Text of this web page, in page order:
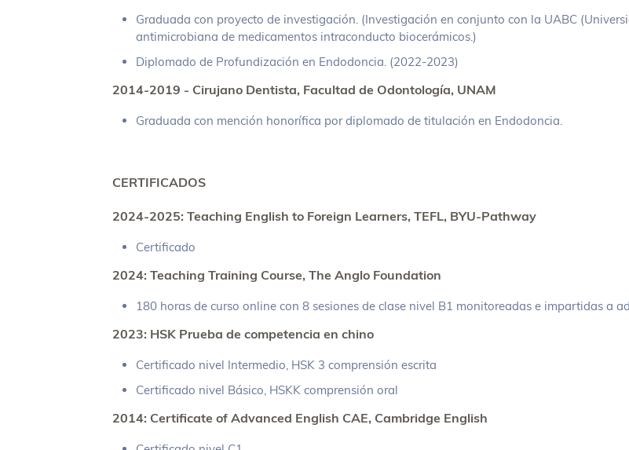
Graduada con proyecto de investigación. (Investigación en conjunto con la UABC
antimicrobiana de medicamentos intraconducto biocerámicos.)
Diplomado de Profundización en Endodoncia. (2022-2023)
2014-2019 - Cirujano Dentista, Facultad de Odontología, UNAM
Graduada con mención honorífica por diplomado de titulación en Endodoncia.
CERTIFICADOS
2024-2025: Teaching English to Foreign Learners, TEFL, BYU-Pathway
Certificado
2024: Teaching Training Course, The Anglo Foundation
180 horas de curso online con 8 sesiones de clase nivel B1 monitoreadas e impartidas a
2023: HSK Prueba de competencia en chino
Certificado nivel Intermedio, HSK 3 comprensión escrita
Certificado nivel Básico, HSKK comprensión oral
2014: Certificate of Advanced English CAE, Cambridge English